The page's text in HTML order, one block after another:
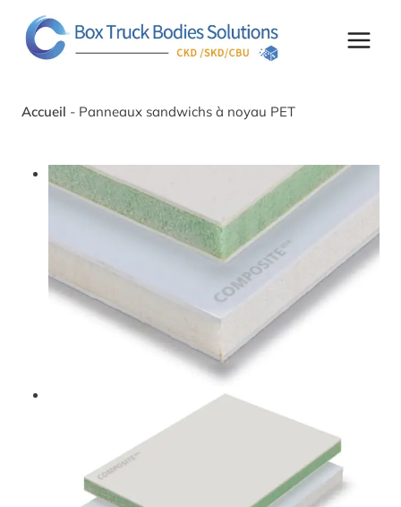
content
Accueil - Panneaux sandwichs à noyau PET